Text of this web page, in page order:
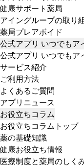
健康サポート薬局
アイングループの取り
薬局プレアボイド
公式アプリ いつでもア
公式アプリ いつでもア
サービス紹介
ご利用方法
よくあるご質問
アプリニュース
お役立ちコラム
お役立ちコラムトップ
薬の基礎知識
健康お役立ち情報
医療制度と薬局のしく